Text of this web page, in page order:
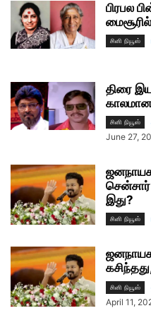
பிரபல
சினி நியூஸ்
திரை
சினி நியூஸ்
June 27,
இது?
சினி நியூஸ்
சினி நியூஸ்
April 11,